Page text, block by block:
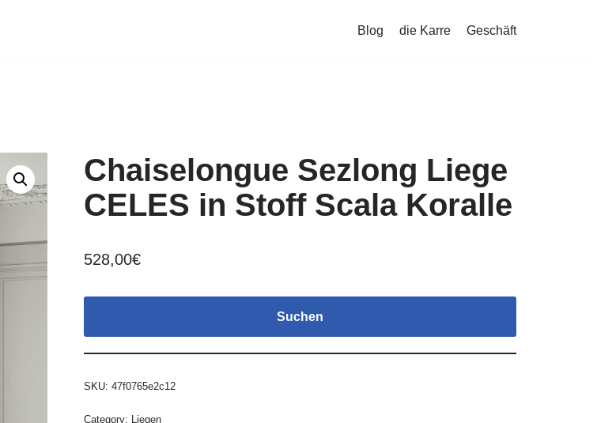
Blog die Karre Geschäft
Chaiselongue Sezlong Liege
CELES in Stoff Scala Koralle
528,00€
Suchen
SKU: 47f0765e2c12
Category: Liegen